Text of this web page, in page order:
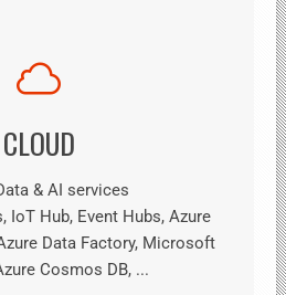
CLOUD
& AI services
IoT Hub, Event Hubs, Azure
Data Factory, Microsoft
Cosmos DB, ...